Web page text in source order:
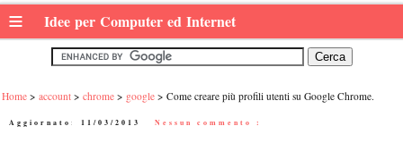
≡ Idee per Computer ed Internet
Home account chrome google Come creare più profili utenti su Google Chrome.
Aggiornato: 11/03/2013 Nessun commento :